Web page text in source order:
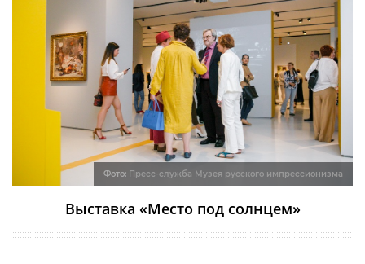
Фото: Пресс-служба Музея русского импрессионизма
Выставка «Место под солнцем»